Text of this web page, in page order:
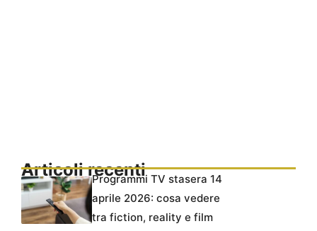
Articoli recentiProgrammi TV stasera 14
aprile 2026: cosa vedere
tra fiction, reality e film